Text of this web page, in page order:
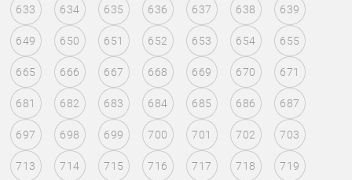
633 634 635 636 637 638 639
649 650 651 652 653 654 655
665 666 667 668 669 670 671
681 682 683 684 685 686 687
697 698 699 700 701 702 703
713 714 715 716 717 718 719